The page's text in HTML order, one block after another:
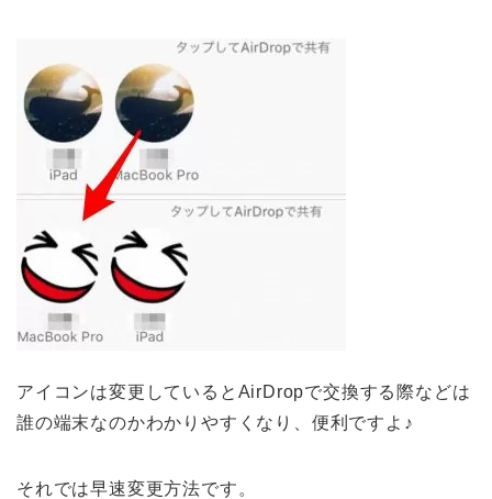
アイコンは変更しているとAirDropで交換する際などは
誰の端末なのかわかりやすくなり、便利ですよ♪
それでは早速変更方法です。